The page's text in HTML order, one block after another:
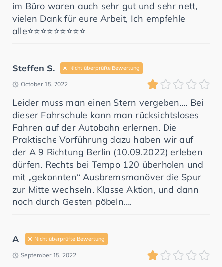
im Büro waren auch sehr gut und sehr nett,
vielen Dank für eure Arbeit, Ich empfehle
alle⭐️⭐️⭐️⭐️⭐️⭐️⭐️⭐️⭐️
Steffen S. Nicht überprüfte Bewertung
October 15, 2022
Leider muss man einen Stern vergeben…. Bei
dieser Fahrschule kann man rücksichtsloses
Fahren auf der Autobahn erlernen. Die
Praktische Vorführung dazu haben wir auf
der A 9 Richtung Berlin (10.09.2022) erleben
dürfen. Rechts bei Tempo 120 überholen und
mit „gekonnten“ Ausbremsmanöver die Spur
zur Mitte wechseln. Klasse Aktion, und dann
noch durch Gesten pöbeln….
A Nicht überprüfte Bewertung
September 15, 2022